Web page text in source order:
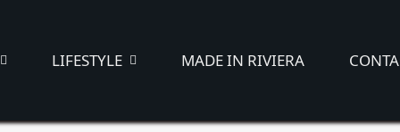
LIFESTYLE MADE IN RIVIERA